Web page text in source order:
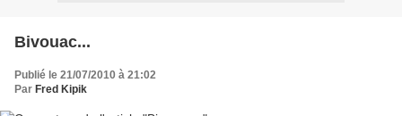
Bivouac...
Publié le 21/07/2010 à 21:02
Par Fred Kipik